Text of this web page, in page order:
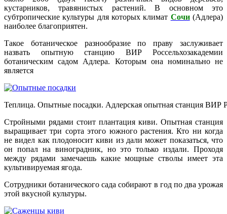
кустарников, травянистых растений. В основном это
субтропические культуры для которых климат Сочи(Адлера)
наиболее благоприятен.
Такое ботаническое разнообразие по праву заслуживает
назвать опытную станцию ВИР Россельхозакадемии
ботаническим садом Адлера. Которым она номинально не
является
Теплица. Опытные посадки. Адлерская опытная станция ВИР
Стройными рядами стоит плантация киви. Опытная станция
выращивает три сорта этого южного растения. Кто ни когда
не видел как плодоносит киви из дали может показаться, что
он попал на виноградник, но это только издали. Проходя
между рядами замечаешь какие мощные стволы имеет эта
культивируемая ягода.
Сотрудники ботанического сада собирают в год по два урожая
этой вкусной культуры.